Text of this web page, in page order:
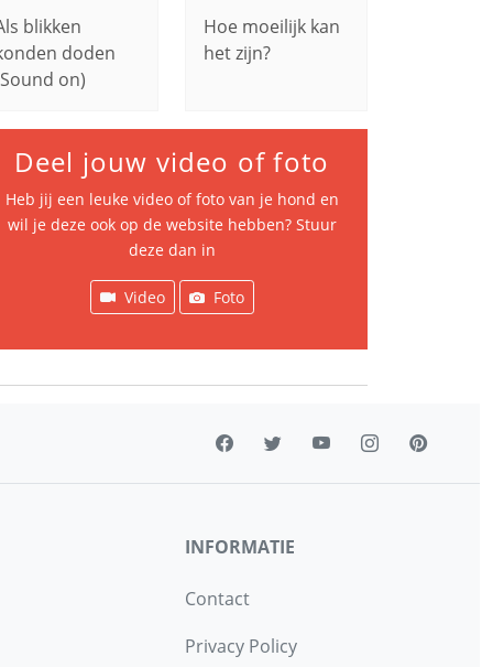
blikken
doden
on)
Hoe moeilijk kan
het zijn?
Deel jouw video of foto
Heb jij een leuke video of foto van je hond en
wil je deze ook op de website hebben? Stuur
deze dan in
Video Foto
INFORMATIE
Contact
Privacy Policy